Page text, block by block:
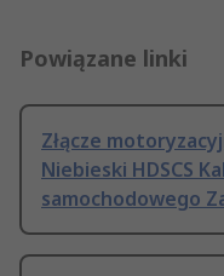
Powiązane linki
Złącze
Niebieski HDSCS
samochodowego